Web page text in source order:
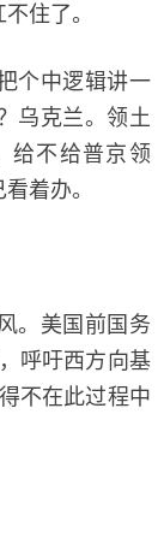
住了。
个中逻辑讲一
乌克兰。领土
给不给普京领
着办。
。美国前国务
呼吁西方向基
不在此过程中